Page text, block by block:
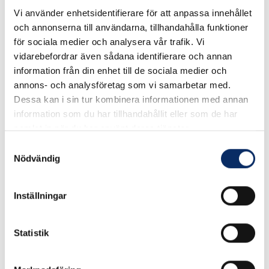
Vi använder enhetsidentifierare för att anpassa innehållet
och annonserna till användarna, tillhandahålla funktioner
för sociala medier och analysera vår trafik. Vi
vidarebefordrar även sådana identifierare och annan
information från din enhet till de sociala medier och
annons- och analysföretag som vi samarbetar med.
Dessa kan i sin tur kombinera informationen med annan
information som du har tillhandahållit eller som de har
samlat in när du har använt deras tjänster.
Nödvändig
Inställningar
Statistik
I lager
VäljYtbehandling
Välj Ytbehandling
Välj Modell
remove Lägg i varukorg